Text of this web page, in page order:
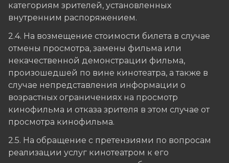
категориям зрителей, установленных
внутренним распоряжением.
2.4. На возмещение стоимости билета в случае
отмены просмотра, замены фильма или
некачественной демонстрации фильма,
произошедшей по вине кинотеатра, а также в
случае непредставления информации о
возрастных ограничениях на просмотр
кинофильма и отказа зрителя в этом случае от
просмотра кинофильма.
2.5. На обращение с претензиями по вопросам
реализации услуг кинотеатром к его